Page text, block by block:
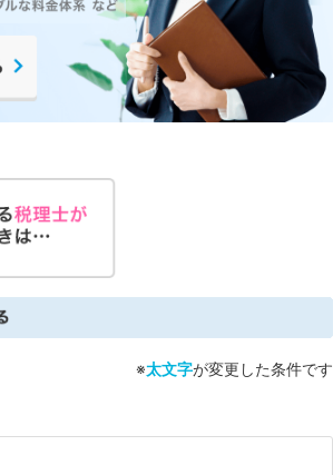
※太文字が変更した条件です